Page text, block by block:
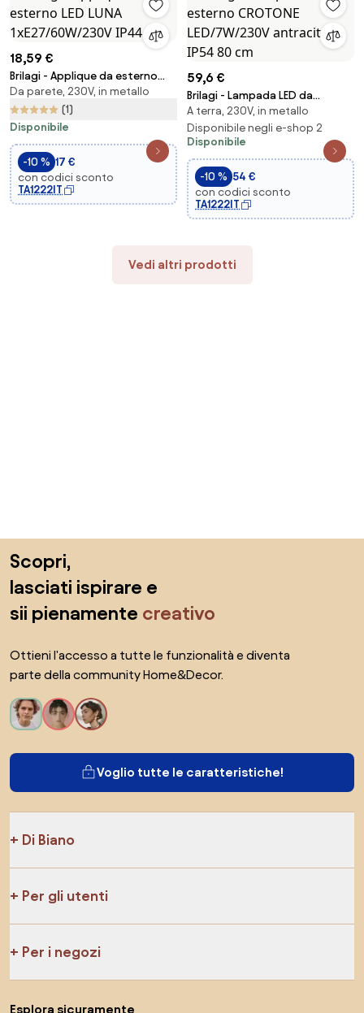
18,59 €
Brilagi - Applique da esterno
LED LUNA 1xE27/60W/230V IP44
Da parete, 230V, in metallo
(1)
Disponibile
-10 % 17 €
con codici sconto
TA1222IT
59,6 €
Brilagi - Lampada LED da
esterno CROTONE
LED/7W/230V antracite IP54 80
cm
A terra, 230V, in metallo
Disponibile negli e-shop 2
Disponibile
-10 % 54 €
con codici sconto
TA1222IT
Vedi altri prodotti
Scopri,
lasciati ispirare e
sii pienamente creativo
Ottieni l'accesso a tutte le funzionalità e diventa
parte della community Home&Decor.
Voglio tutte le caratteristiche!
Di Biano
Per gli utenti
Per i negozi
Esplora sicuramente